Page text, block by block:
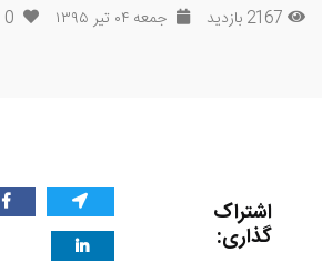
2167 بازدید جمعه ۰۴ تیر ۱۳۹۵ 0
اشتراک
گذاری: